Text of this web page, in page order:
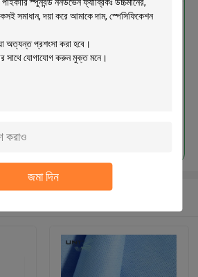
জমা দিন
সরবরাহকারী পাইকারি স্পুনবন্ড ননউভেন
ফ্যাব্রিকঃ উচ্চমানের, কাস্টমাইজযোগ্য এবং
টেকসই সমাধান